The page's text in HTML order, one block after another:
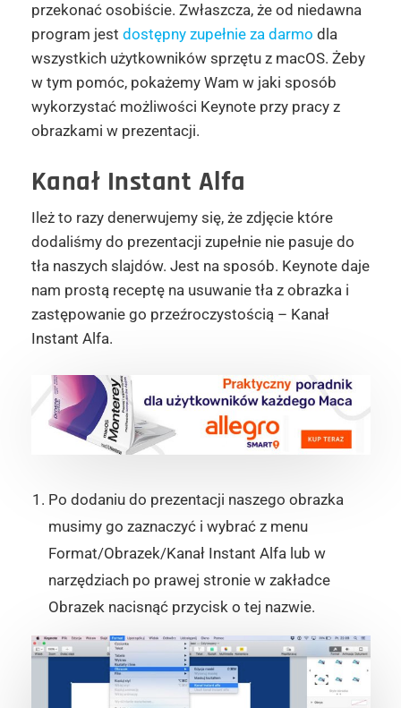
przekonać osobiście. Zwłaszcza, że od niedawna
program jest dostępny zupełnie za darmo dla
wszystkich użytkowników sprzętu z macOS. Żeby
w tym pomóc, pokażemy Wam w jaki sposób
wykorzystać możliwości Keynote przy pracy z
obrazkami w prezentacji.
Kanał Instant Alfa
Ileż to razy denerwujemy się, że zdjęcie które
dodaliśmy do prezentacji zupełnie nie pasuje do
tła naszych slajdów. Jest na sposób. Keynote daje
nam prostą receptę na usuwanie tła z obrazka i
zastępowanie go przeźroczystością – Kanał
Instant Alfa.
Po dodaniu do prezentacji naszego obrazka
musimy go zaznaczyć i wybrać z menu
Format/Obrazek/Kanał Instant Alfa lub w
narzędziach po prawej stronie w zakładce
Obrazek nacisnąć przycisk o tej nazwie.